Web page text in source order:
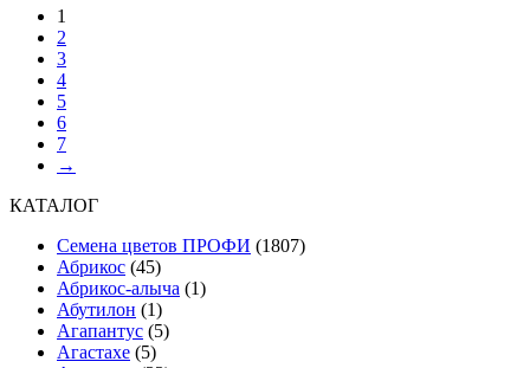
1
2
3
4
5
6
7
→
КАТАЛОГ
Cемена цветов ПРОФИ (1807)
Абрикос (45)
Абрикос-алыча (1)
Абутилон (1)
Агапантус (5)
Агастахе (5)